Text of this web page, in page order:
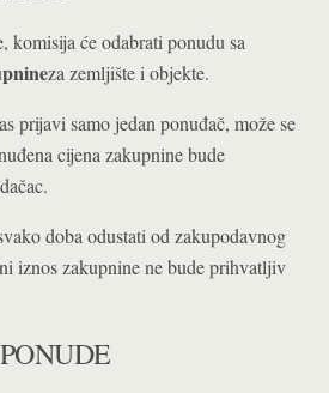
komisija će odabrati ponudu sa
za zemljište i objekte.
prijavi samo jedan ponuđač, može se
cijena zakupnine bude
doba odustati od zakupodavnog
iznos zakupnine ne bude prihvatljiv